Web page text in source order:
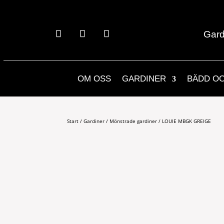
OM OSS GARDINER BÄDD
Start /Gardiner / Mönstrade gardiner / LOUIE MBGK GREIGE